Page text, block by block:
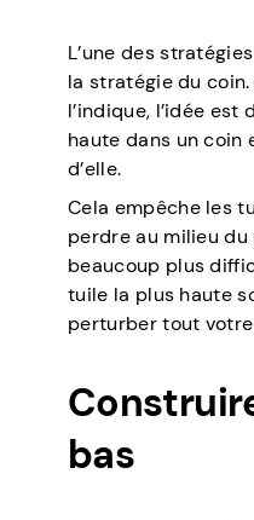
L’une des
la stratégie du
l’indique, l’idée
haute dans un
d’elle.
Cela empêche les
perdre au milieu
beaucoup plus
tuile la plus haute
perturber tout
bas